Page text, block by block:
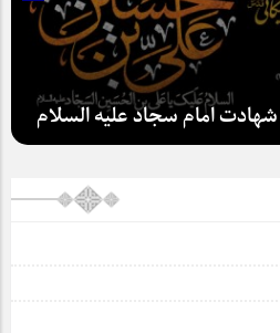
شهادت امام سجاد علیه السلام